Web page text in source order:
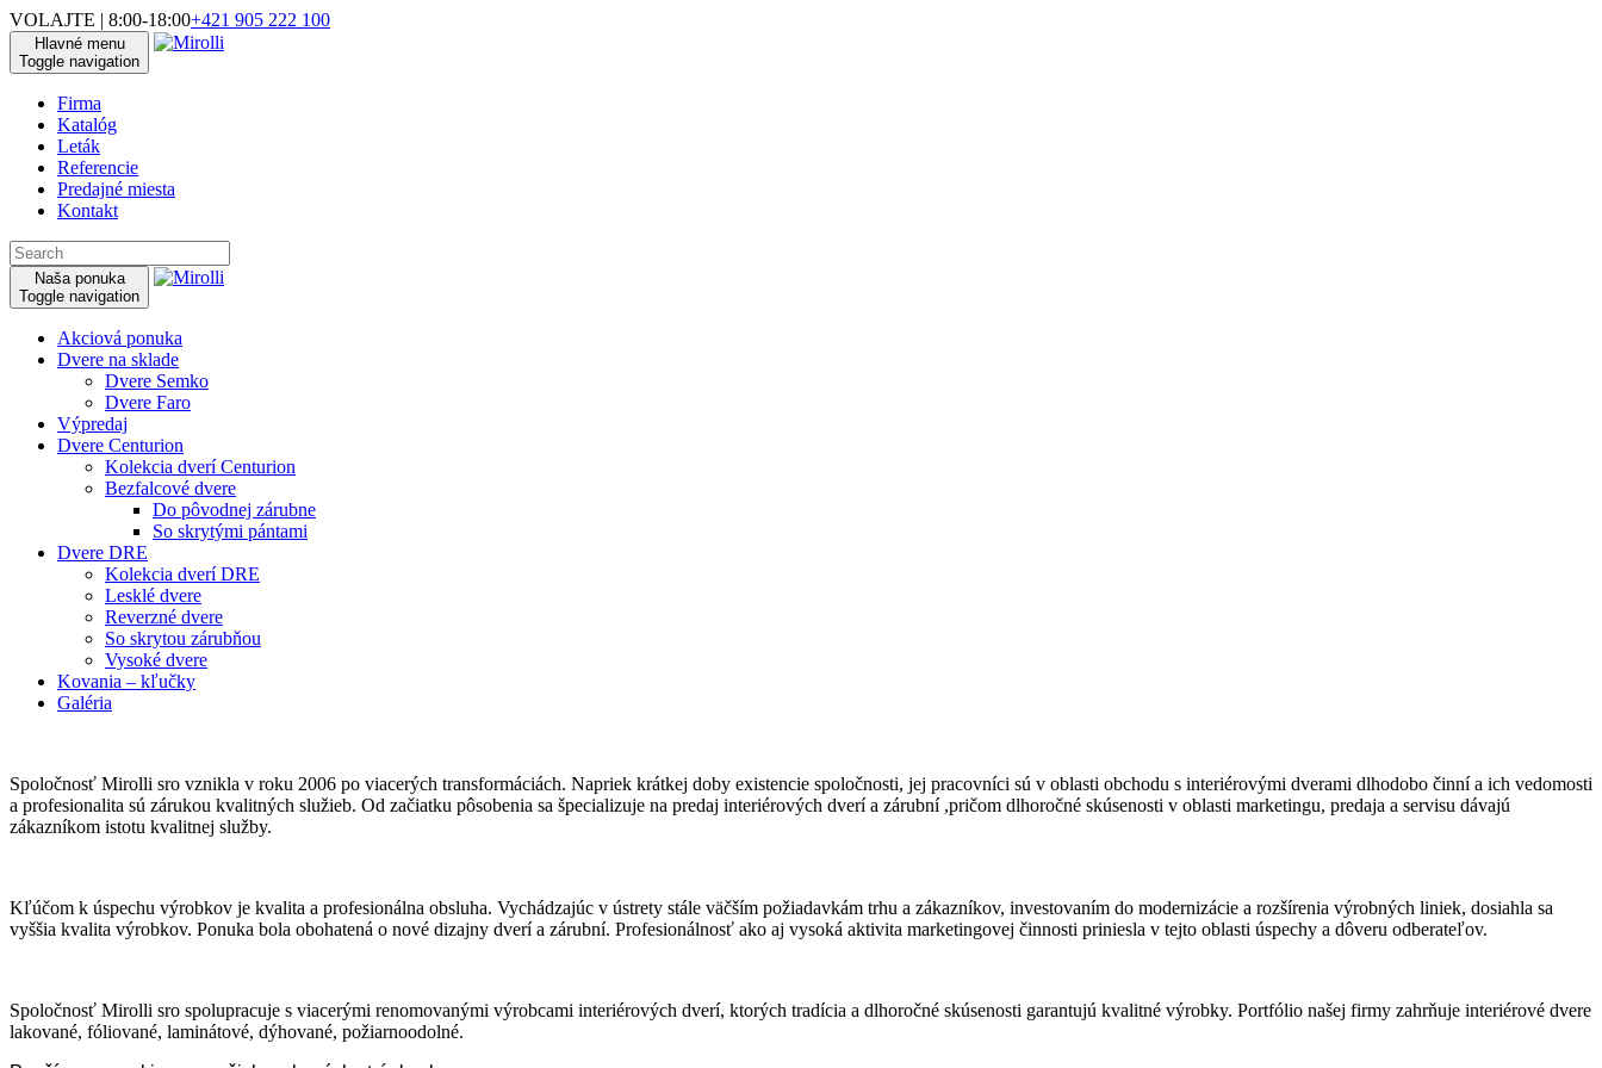
VOLAJTE | 8:00-18:00+421 905 222 100
Hlavné menu
Toggle navigation
Firma
Katalóg
Leták
Referencie
Predajné miesta
Kontakt
Naša ponuka
Toggle navigation
Akciová ponuka
Dvere na sklade
Dvere Semko
Dvere Faro
Výpredaj
Dvere Centurion
Kolekcia dverí Centurion
Bezfalcové dvere
Do pôvodnej zárubne
So skrytými pántami
Dvere DRE
Kolekcia dverí DRE
Lesklé dvere
Reverzné dvere
So skrytou zárubňou
Vysoké dvere
Kovania – kľučky
Galéria
Spoločnosť Mirolli sro vznikla v roku 2006 po viacerých transformáciách. Napriek krátkej doby existencie spoločnosti, jej pracovníci sú v oblasti obchodu s interiérovými dverami dlhodobo činní a ich vedomosti
a profesionalita sú zárukou kvalitných služieb. Od začiatku pôsobenia sa špecializuje na predaj interiérových dverí a zárubní ,pričom dlhoročné skúsenosti v oblasti marketingu, predaja a servisu dávajú
zákazníkom istotu kvalitnej služby.
Kľúčom k úspechu výrobkov je kvalita a profesionálna obsluha. Vychádzajúc v ústrety stále väčším požiadavkám trhu a zákazníkov, investovaním do modernizácie a rozšírenia výrobných liniek, dosiahla sa
vyššia kvalita výrobkov. Ponuka bola obohatená o nové dizajny dverí a zárubní. Profesionálnosť ako aj vysoká aktivita marketingovej činnosti priniesla v tejto oblasti úspechy a dôveru odberateľov.
Spoločnosť Mirolli sro spolupracuje s viacerými renomovanými výrobcami interiérových dverí, ktorých tradícia a dlhoročné skúsenosti garantujú kvalitné výrobky. Portfólio našej firmy zahrňuje interiérové dvere
lakované, fóliované, laminátové, dýhované, požiarnoodolné.